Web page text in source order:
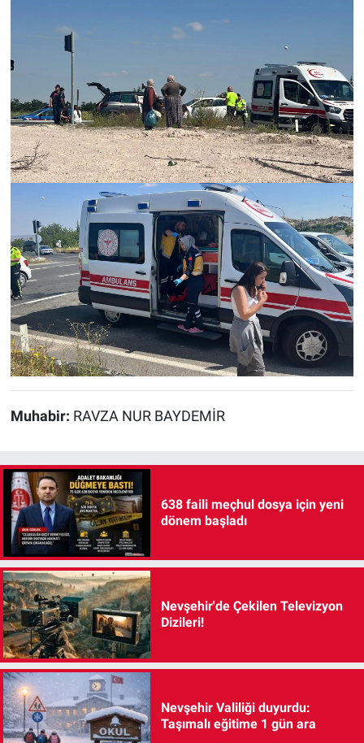
Muhabir: RAVZA NUR BAYDEMİR
638 faili meçhul dosya için yeni
dönem başladı
Nevşehir'de Çekilen Televizyon
Dizileri!
Nevşehir Valiliği duyurdu:
Taşımalı eğitime 1 gün ara